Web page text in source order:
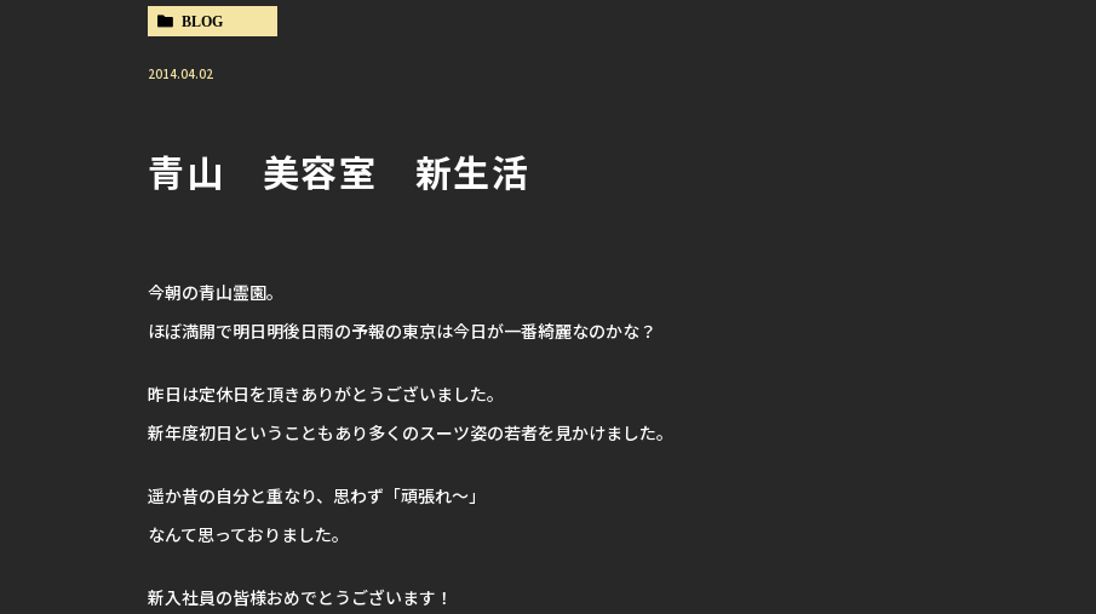
BLOG
2014.04.02
青山 美容室 新生活
今朝の青山霊園。
ほぼ満開で明日明後日雨の予報の東京は今日が一番綺麗なのかな？
昨日は定休日を頂きありがとうございました。
新年度初日ということもあり多くのスーツ姿の若者を見かけました。
遥か昔の自分と重なり、思わず「頑張れ～」
なんて思っておりました。
新入社員の皆様おめでとうございます！